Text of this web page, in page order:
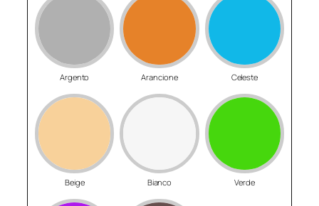
Argento Arancione Celeste
Beige Bianco Verde